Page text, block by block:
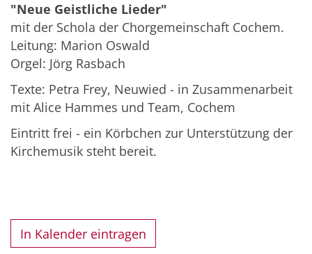
"Neue Geistliche Lieder"
mit der Schola der Chorgemeinschaft Cochem.
Leitung: Marion Oswald
Orgel: Jörg Rasbach
Texte: Petra Frey, Neuwied - in Zusammenarbeit
mit Alice Hammes und Team, Cochem
Eintritt frei - ein Körbchen zur Unterstützung der
Kirchemusik steht bereit.
In Kalender eintragen